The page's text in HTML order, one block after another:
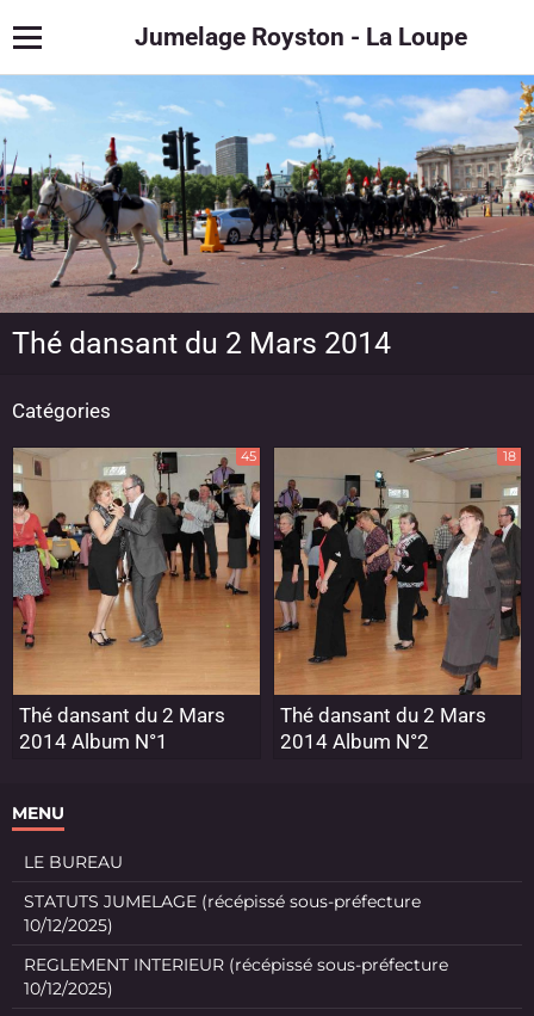
Jumelage Royston - La Loupe
Thé dansant du 2 Mars 2014
Catégories
45
Thé dansant du 2 Mars
2014 Album N°1
18
Thé dansant du 2 Mars
2014 Album N°2
MENU
LE BUREAU
STATUTS JUMELAGE (récépissé sous-préfecture
10/12/2025)
REGLEMENT INTERIEUR (récépissé sous-préfecture
10/12/2025)